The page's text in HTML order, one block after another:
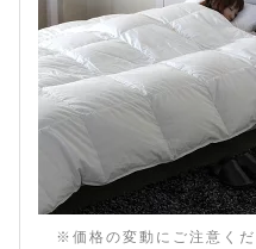
※価格の変動にご注意くだ